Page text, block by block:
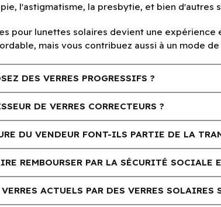
l'astigmatisme, la presbytie, et bien d'autres
pour lunettes solaires devient une
mais vous contribuez aussi à un mode
DES VERRES PROGRESSIFS ?
DE VERRES CORRECTEURS ?
DU VENDEUR FONT-ILS PARTIE DE LA
REMBOURSER PAR LA SÉCURITÉ SOCIALE
ACTUELS PAR DES VERRES SOLAIRES